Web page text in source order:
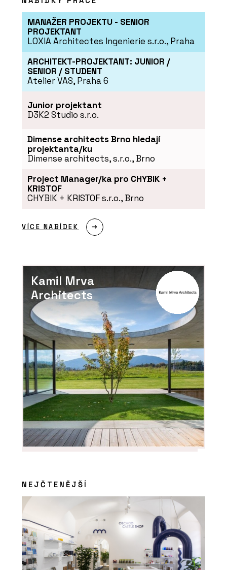
ČLÁNKY
Obývací pokoj z hlíny. Hliněné omítky
jsou útulné a dají se snadno
recyklovat
SLUŽBY
Rekonstrukce - Hlinaři
Rekonstrukce historického domu s
vápennou omítkou, která ctí tradici
SLUŽBY
MANAŽER PROJEKTU - SENIOR
PROJEKTANT
LOXIA Architectes Ingenierie s.r.o., Praha
ARCHITEKT-PROJEKTANT: JUNIOR /
SENIOR / STUDENT
Atelier VAS, Praha 6
Junior projektant
D3K2 Studio s.r.o.
Dimense architects Brno hledají
projektanta/ku
Dimense architects, s.r.o., Brno
Project Manager/ka pro CHYBIK +
KRISTOF
CHYBIK + KRISTOF s.r.o., Brno
VÍCE NABÍDEK
Kamil Mrva
Architects
NEJČTENĚJŠÍ